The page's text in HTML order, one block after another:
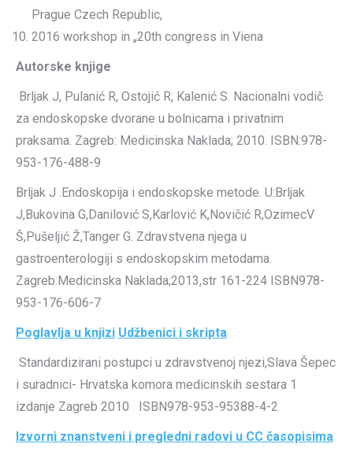
Prague Czech Republic,
2016 workshop in „20th congress in Viena
Autorske knjige
Brljak J, Pulanić R, Ostojić R, Kalenić S. Nacionalni vodič
za endoskopske dvorane u bolnicama i privatnim
praksama. Zagreb: Medicinska Naklada; 2010. ISBN:978-
953-176-488-9
Brljak J .Endoskopija i endoskopske metode. U:Brljak
J,Bukovina G,Danilović S,Karlović K,Novičić R,OzimecV
Š,Pušeljić Ž,Tanger G. Zdravstvena njega u
gastroenterologiji s endoskopskim metodama.
Zagreb:Medicinska Naklada;2013,str 161-224 ISBN978-
953-176-606-7
Poglavlja u knjizi Udžbenici i skripta
Standardizirani postupci u zdravstvenoj njezi,Slava Šepec
i suradnici- Hrvatska komora medicinskih sestara 1
izdanje Zagreb 2010 ISBN978-953-95388-4-2
Izvorni znanstveni i pregledni radovi u CC časopisima